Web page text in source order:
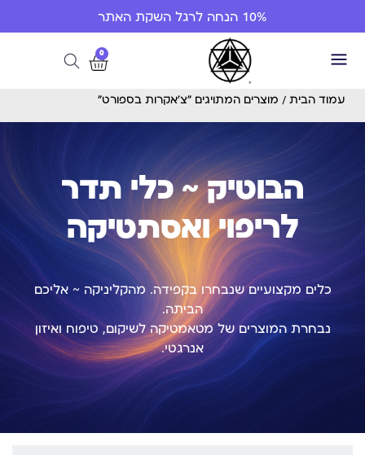
10% הנחה לרגל השקת האתר
0
עמוד הבית / מוצרים המתויגים “צ'אקרות בספורט”
הבוטיק ~ כלי תדר
לריפוי ואסתטיקה
כלים מקצועיים שנבחרו בקפידה. מהקליניקה ~ אליכם
הביתה.
נבחרת המוצרים של מטאמטיקה לשיקום, טיפוח ואיזון
אנרגטי.